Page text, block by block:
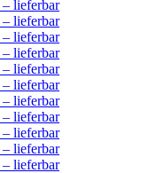
– lieferbar
– lieferbar
– lieferbar
– lieferbar
– lieferbar
– lieferbar
– lieferbar
– lieferbar
– lieferbar
– lieferbar
– lieferbar